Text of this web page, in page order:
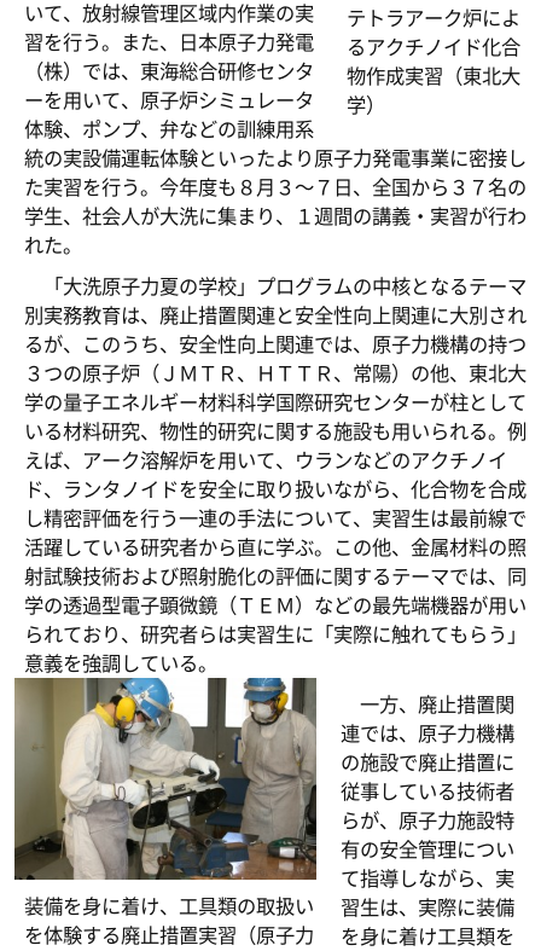
テトラアーク炉によ
るアクチノイド化合
物作成実習（東北大
学）
いて、放射線管理区域内作業の実
習を行う。また、日本原子力発電
（株）では、東海総合研修センタ
ーを用いて、原子炉シミュレータ
体験、ポンプ、弁などの訓練用系
統の実設備運転体験といったより原子力発電事業に密接し
た実習を行う。今年度も８月３～７日、全国から３７名の
学生、社会人が大洗に集まり、１週間の講義・実習が行わ
れた。
「大洗原子力夏の学校」プログラムの中核となるテーマ
別実務教育は、廃止措置関連と安全性向上関連に大別され
るが、このうち、安全性向上関連では、原子力機構の持つ
３つの原子炉（ＪＭＴＲ、ＨＴＴＲ、常陽）の他、東北大
学の量子エネルギー材料科学国際研究センターが柱として
いる材料研究、物性的研究に関する施設も用いられる。例
えば、アーク溶解炉を用いて、ウランなどのアクチノイ
ド、ランタノイドを安全に取り扱いながら、化合物を合成
し精密評価を行う一連の手法について、実習生は最前線で
活躍している研究者から直に学ぶ。この他、金属材料の照
射試験技術および照射脆化の評価に関するテーマでは、同
学の透過型電子顕微鏡（ＴＥＭ）などの最先端機器が用い
られており、研究者らは実習生に「実際に触れてもらう」
意義を強調している。
装備を身に着け、工具類の取扱い
を体験する廃止措置実習（原子力
一方、廃止措置関
連では、原子力機構
の施設で廃止措置に
従事している技術者
らが、原子力施設特
有の安全管理につい
て指導しながら、実
習生は、実際に装備
を身に着け工具類を